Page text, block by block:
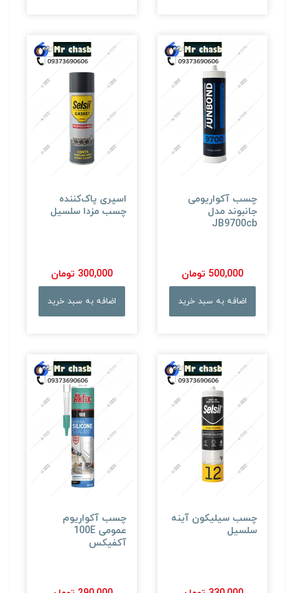
چسب آکواریومی
جانبوند مدل
JB9700cb
500,000 تومان
اضافه به سبد خرید
اسپری پاک‌کننده
چسب مزدا سلسیل
300,000 تومان
اضافه به سبد خرید
چسب سیلیکون آینه
سلسیل
چسب آکواریوم
عمومی 100E
آکفیکس